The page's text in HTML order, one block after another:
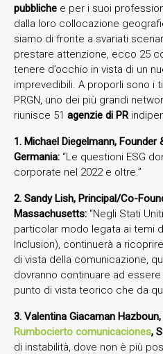
pubbliche e per i suoi
dalla loro collocazione
siamo di fronte a svariati
prestare attenzione, ecco 25
tenere d’occhio in vista di un
imprevedibili. A proporli sono i
PRGN, uno dei più grandi
riunisce 51 agenzie di PR
1. Michael Diegelmann, Founder
Germania: “Le questioni ESG
corporate nel 2022 e oltre.”
2. Sandy Lish, Principal/Co-
Massachusetts: “Negli Stati
particolar modo legata ai temi
Inclusion), continuerà a
di vista della comunicazione,
dovranno continuare ad
punto di vista teorico che da
3. Valentina Giacaman
Rumbocierto comunicaciones,
di instabilità, dove non è più